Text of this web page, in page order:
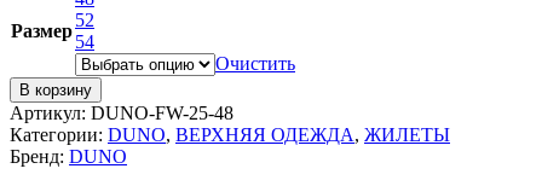
Размер
52
54
Очистить
В корзину
Артикул: DUNO-FW-25-48
Категории: DUNO, ВЕРХНЯЯ ОДЕЖДА, ЖИЛЕТЫ
Бренд: DUNO